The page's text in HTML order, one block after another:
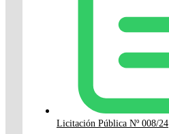
Licitación Pública Nº 008/24